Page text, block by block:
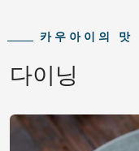
카우아이의 맛
다이닝